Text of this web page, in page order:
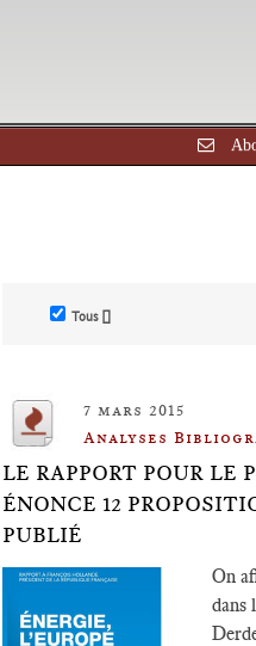
Tous []
7 mars 2015
Analyses
LE RAPPORT POUR LE
ÉNONCE 12
PUBLIÉ
On
dans